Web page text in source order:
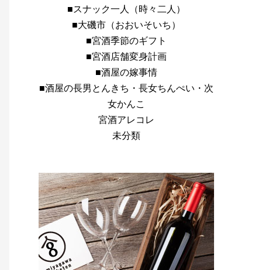
■スナック一人（時々二人）
■大磯市（おおいそいち）
■宮酒季節のギフト
■宮酒店舗変身計画
■酒屋の嫁事情
■酒屋の長男とんきち・長女ちんぺい・次
女かんこ
宮酒アレコレ
未分類